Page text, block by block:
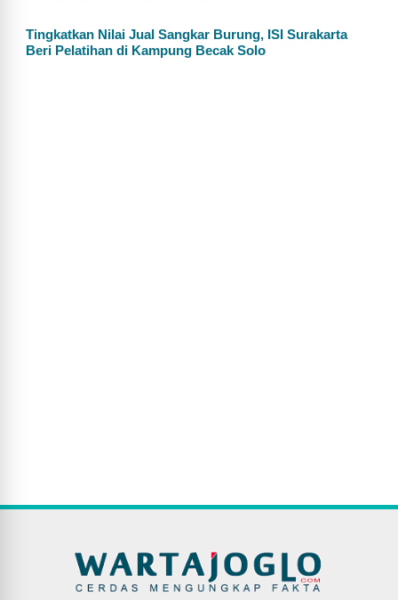
Tingkatkan Nilai Jual Sangkar Burung, ISI Surakarta
Beri Pelatihan di Kampung Becak Solo